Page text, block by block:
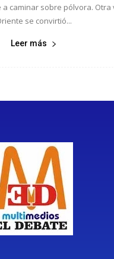
caminar sobre pólvora. Otra
se convirtió...
Leer más